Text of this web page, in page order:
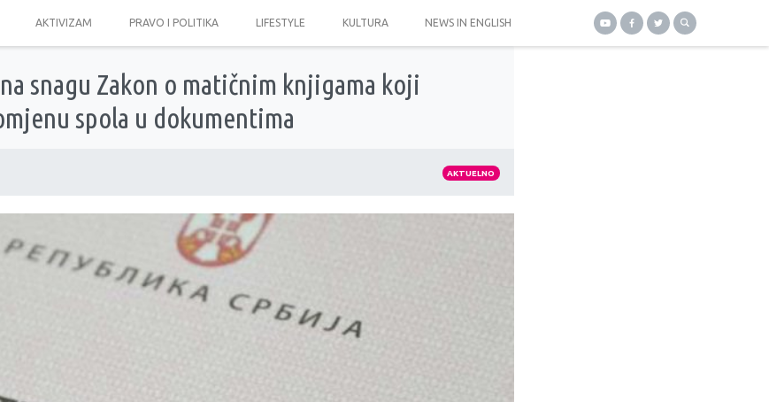
AKTIVIZAM PRAVO I POLITIKA LIFESTYLE KULTURA NEWS IN ENGLISH
snagu Zakon o matičnim knjigama koji
spola u dokumentima
AKTUELNO